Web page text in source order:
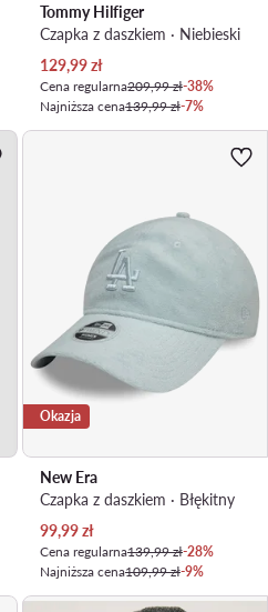
Tommy Hilfiger
Czapka z daszkiem · Niebieski
Aktualna cena
129,99zł
Cena regularna209,99 zł-38%
Najniższa cena139,99 zł-7%
Okazja
New Era
Czapka z daszkiem · Błękitny
Aktualna cena
99,99zł
Cena regularna139,99 zł-28%
Najniższa cena109,99 zł-9%